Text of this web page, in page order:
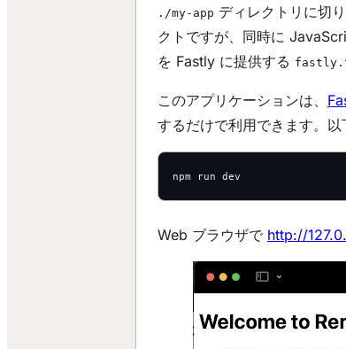
./my-app ディレクトリに切
クトですが、同時に
を Fastly に提供する
このアプリケーションは、
するだけで利用できます。以
npm run dev
Web ブラウザで http://